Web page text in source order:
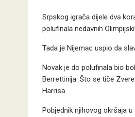
Srpskog igrača dijele dva
polufinala nedavnih
Tada je Nijemac uspio da
Novak je do polufinala bio
Berrettinija. Što se tiče
Harrisa.
Pobjednik njihovog okršaja